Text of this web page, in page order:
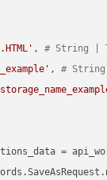
, # String |
, # String
=